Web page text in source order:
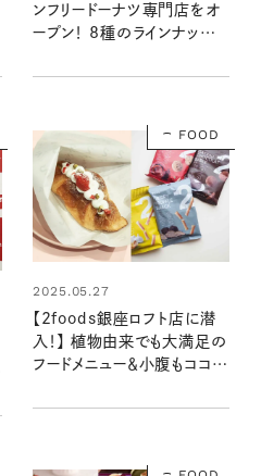
ンフリードーナツ専門店をオ
ープン！ 8種のラインナップと
しいドーナツ屋さん見っけ＠
FOOD
2025.05.27
【2foods銀座ロフト店に潜
入！】 植物由来でも大満足の
フードメニュー＆小腹もココロ
ックをレポ